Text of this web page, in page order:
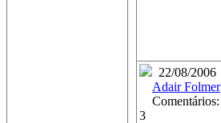
22/08/2006
Adair Folmer
Comentários:
3